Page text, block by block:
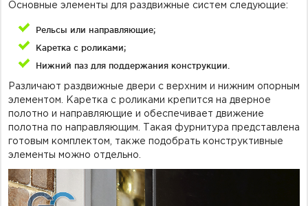
Основные элементы для раздвижные систем следующие:
Рельсы или направляющие;
Каретка с роликами;
Нижний паз для поддержания конструкции.
Различают раздвижные двери с верхним и нижним опорным
элементом. Каретка с роликами крепится на дверное
полотно и направляющие и обеспечивает движение
полотна по направляющим. Такая фурнитура представлена
готовым комплектом, также подобрать конструктивные
элементы можно отдельно.